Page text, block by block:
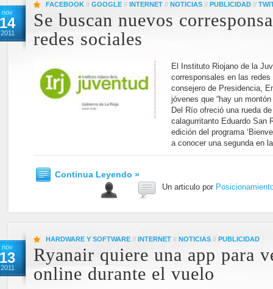
nov
14
2011
FACEBOOK // GOOGLE // INTERNET // NOTICIAS // PUBLICIDAD //
Se buscan nuevos
redes sociales
El Instituto Riojano de la
corresponsales en las
consejero de Presidencia,
jóvenes que “hay un
Del Río ofreció una rueda
calagurritanto Eduardo San
edición del programa
a conocer una segunda en
Continua Leyendo »
Un articulo por
nov
13
2011
HARDWARE Y SOFTWARE // INTERNET // NOTICIAS // PUBLICIDAD
Ryanair quiere una app para
online durante el vuelo